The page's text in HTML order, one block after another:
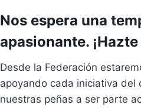
Nos espera una
apasionante.
Desde la Federación
apoyando cada iniciativa del
nuestras peñas a ser parte